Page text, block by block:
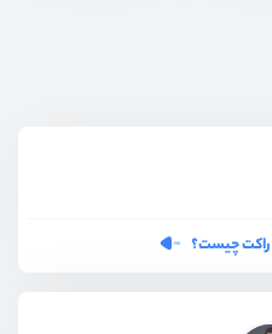
راکت چیست؟